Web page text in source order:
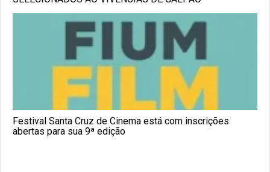
Festival Santa Cruz de Cinema está com inscrições
abertas para sua 9ª edição